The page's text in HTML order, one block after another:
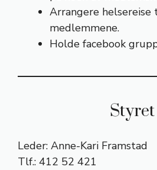
Arrangere
medlemmene.
Holde facebook
Styret
Leder: Anne-Kari Framstad
Tlf.: 412 52 421